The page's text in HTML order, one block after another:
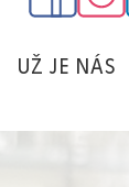
UŽ JE NÁS